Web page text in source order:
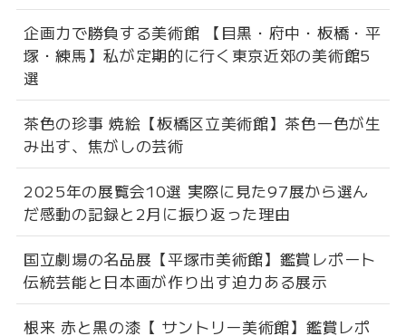
企画力で勝負する美術館 【目黒・府中・板橋・平
塚・練馬】私が定期的に行く東京近郊の美術館5
選
茶色の珍事 焼絵【板橋区立美術館】茶色一色が生
み出す、焦がしの芸術
2025年の展覧会10選 実際に見た97展から選ん
だ感動の記録と2月に振り返った理由
国立劇場の名品展【平塚市美術館】鑑賞レポート
伝統芸能と日本画が作り出す迫力ある展示
根来 赤と黒の漆【 サントリー美術館】鑑賞レポ